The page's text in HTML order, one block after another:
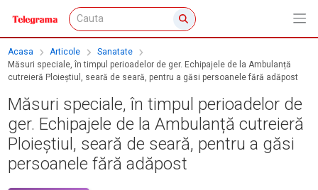
Acasa Articole
Sanatate
Măsuri speciale, în timpul perioadelor de ger. Echipajele de la Ambulanță
cutreieră Ploieștiul, seară de seară, pentru a găsi persoanele fără adăpost
Măsuri speciale, în timpul perioadelor de
ger. Echipajele de la Ambulanță cutreieră
Ploieștiul, seară de seară, pentru a găsi
persoanele fără adăpost